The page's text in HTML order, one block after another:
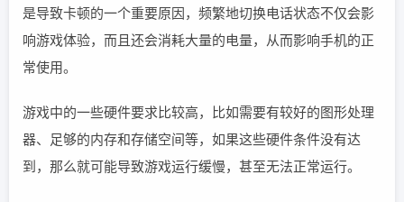
是导致卡顿的一个重要原因，频繁地切换电话状态不仅会影
响游戏体验，而且还会消耗大量的电量，从而影响手机的正
常使用。
游戏中的一些硬件要求比较高，比如需要有较好的图形处理
器、足够的内存和存储空间等，如果这些硬件条件没有达
到，那么就可能导致游戏运行缓慢，甚至无法正常运行。